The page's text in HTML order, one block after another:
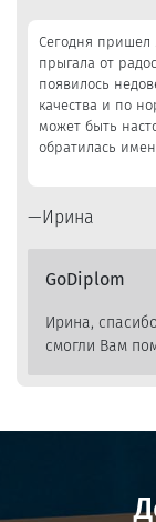
Сегодня пришел
прыгала от
появилось
качества и по
может быть
обратилась
Ирина
GoDiplom
Ирина,
смогли Вам